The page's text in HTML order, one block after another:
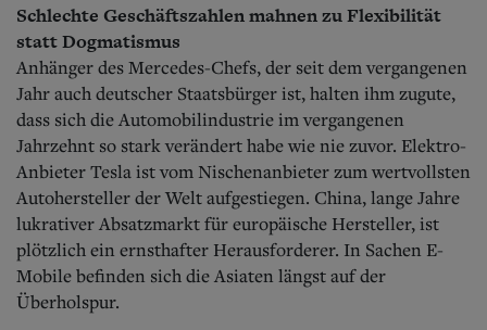
Schlechte Geschäftszahlen mahnen zu Flexibilität
statt Dogmatismus
Anhänger des Mercedes-Chefs, der seit dem vergangenen
Jahr auch deutscher Staatsbürger ist, halten ihm zugute,
dass sich die Automobilindustrie im vergangenen
Jahrzehnt so stark verändert habe wie nie zuvor. Elektro-
Anbieter Tesla ist vom Nischenanbieter zum wertvollsten
Autohersteller der Welt aufgestiegen. China, lange Jahre
lukrativer Absatzmarkt für europäische Hersteller, ist
plötzlich ein ernsthafter Herausforderer. In Sachen E-
Mobile befinden sich die Asiaten längst auf der
Überholspur.